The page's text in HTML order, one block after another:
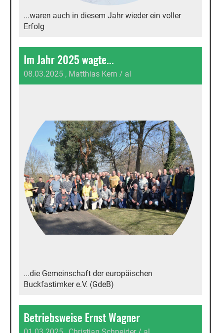
...waren auch in diesem Jahr wieder ein voller
Erfolg
Im Jahr 2025 wagte...
08.03.2025 , Matthias Kern / al
...die Gemeinschaft der europäischen
Buckfastimker e.V. (GdeB)
Betriebsweise Ernst Wagner